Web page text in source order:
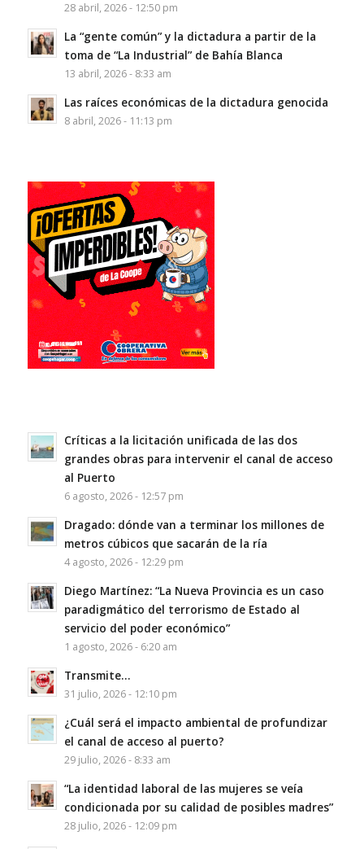
28 abril, 2026 - 12:50 pm
La “gente común” y la dictadura a partir de la
toma de “La Industrial” de Bahía Blanca
13 abril, 2026 - 8:33 am
Las raíces económicas de la dictadura genocida
8 abril, 2026 - 11:13 pm
Críticas a la licitación unificada de las dos
grandes obras para intervenir el canal de acceso
al Puerto
6 agosto, 2026 - 12:57 pm
Dragado: dónde van a terminar los millones de
metros cúbicos que sacarán de la ría
4 agosto, 2026 - 12:29 pm
Diego Martínez: “La Nueva Provincia es un caso
paradigmático del terrorismo de Estado al
servicio del poder económico”
1 agosto, 2026 - 6:20 am
Transmite…
31 julio, 2026 - 12:10 pm
¿Cuál será el impacto ambiental de profundizar
el canal de acceso al puerto?
29 julio, 2026 - 8:33 am
“La identidad laboral de las mujeres se veía
condicionada por su calidad de posibles madres”
28 julio, 2026 - 12:09 pm